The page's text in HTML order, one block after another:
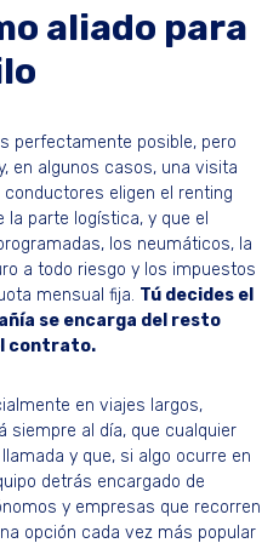
aliado para
perfectamente posible, pero
en algunos casos, una visita
eligen el renting
parte logística, y que el
los neumáticos, la
a todo riesgo y los impuestos
mensual fija. Tú decides el
se encarga del resto
contrato.
en viajes largos,
siempre al día, que cualquier
y que, si algo ocurre en
detrás encargado de
y empresas que recorren
opción cada vez más popular